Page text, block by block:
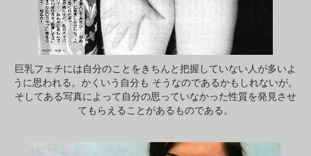
巨乳フェチには自分のことをきちんと把握していない人が多いよ
うに思われる。かくいう自分も そうなのであるかもしれないが。
そしてある写真によって自分の思っていなかった性質を発見させ
てもらえることがあるものである。